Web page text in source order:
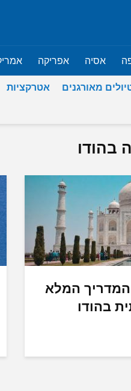
אסיה אפריקה
מאורגנים אטרקציות
בהודו
המדריך המלא
בהודו